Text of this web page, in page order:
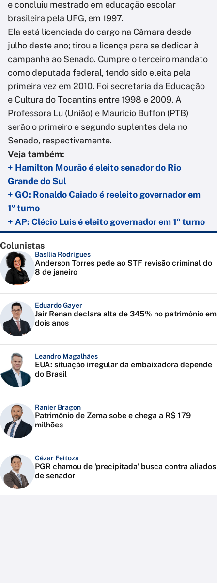
e concluiu mestrado em educação escolar
brasileira pela UFG, em 1997.
Ela está licenciada do cargo na Câmara desde
julho deste ano; tirou a licença para se dedicar à
campanha ao Senado. Cumpre o terceiro mandato
como deputada federal, tendo sido eleita pela
primeira vez em 2010. Foi secretária da Educação
e Cultura do Tocantins entre 1998 e 2009. A
Professora Lu (União) e Mauricio Buffon (PTB)
serão o primeiro e segundo suplentes dela no
Senado, respectivamente.
Veja também:
+ Hamilton Mourão é eleito senador do Rio
Grande do Sul
+ GO: Ronaldo Caiado é reeleito governador em
1º turno
+ AP: Clécio Luis é eleito governador em 1º turno
Colunistas
Basília Rodrigues
Anderson Torres pede ao STF revisão criminal do
8 de janeiro
Eduardo Gayer
Jair Renan declara alta de 345% no patrimônio em
dois anos
Leandro Magalhães
EUA: situação irregular da embaixadora depende
do Brasil
Ranier Bragon
Patrimônio de Zema sobe e chega a R$ 179
milhões
Cézar Feitoza
PGR chamou de 'precipitada' busca contra aliados
de senador